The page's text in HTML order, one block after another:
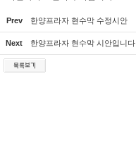
Prev 한양프라자 현수막 수정시안
Next 한양프라자 현수막 시안입니다.